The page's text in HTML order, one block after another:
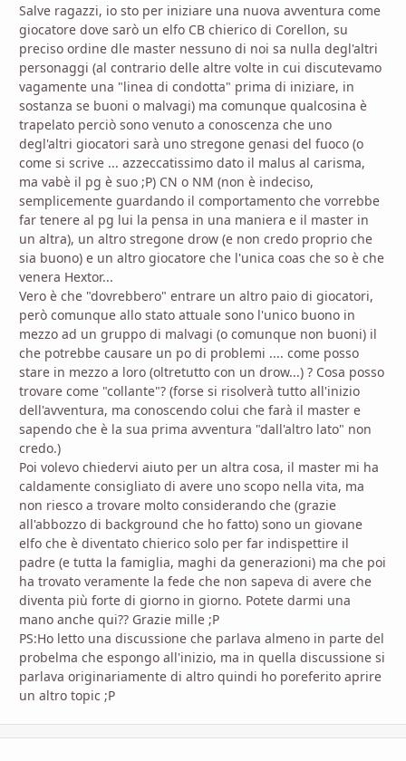
Salve ragazzi, io sto per iniziare una nuova avventura come
giocatore dove sarò un elfo CB chierico di Corellon, su
preciso ordine dle master nessuno di noi sa nulla degl'altri
personaggi (al contrario delle altre volte in cui discutevamo
vagamente una "linea di condotta" prima di iniziare, in
sostanza se buoni o malvagi) ma comunque qualcosina è
trapelato perciò sono venuto a conoscenza che uno
degl'altri giocatori sarà uno stregone genasi del fuoco (o
come si scrive ... azzeccatissimo dato il malus al carisma,
ma vabè il pg è suo ;P) CN o NM (non è indeciso,
semplicemente guardando il comportamento che vorrebbe
far tenere al pg lui la pensa in una maniera e il master in
un altra), un altro stregone drow (e non credo proprio che
sia buono) e un altro giocatore che l'unica coas che so è che
venera Hextor...
Vero è che "dovrebbero" entrare un altro paio di giocatori,
però comunque allo stato attuale sono l'unico buono in
mezzo ad un gruppo di malvagi (o comunque non buoni) il
che potrebbe causare un po di problemi .... come posso
stare in mezzo a loro (oltretutto con un drow...) ? Cosa posso
trovare come "collante"? (forse si risolverà tutto all'inizio
dell'avventura, ma conoscendo colui che farà il master e
sapendo che è la sua prima avventura "dall'altro lato" non
credo.)
Poi volevo chiedervi aiuto per un altra cosa, il master mi ha
caldamente consigliato di avere uno scopo nella vita, ma
non riesco a trovare molto considerando che (grazie
all'abbozzo di background che ho fatto) sono un giovane
elfo che è diventato chierico solo per far indispettire il
padre (e tutta la famiglia, maghi da generazioni) ma che poi
ha trovato veramente la fede che non sapeva di avere che
diventa più forte di giorno in giorno. Potete darmi una
mano anche qui?? Grazie mille ;P
PS:Ho letto una discussione che parlava almeno in parte del
probelma che espongo all'inizio, ma in quella discussione si
parlava originariamente di altro quindi ho poreferito aprire
un altro topic ;P